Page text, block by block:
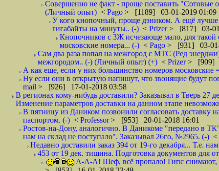
Совершенно не факт - проще поставить "Сотовые
(Личный опыт) < Pago > [1189] 03-01-2019 01:09
У кого кнопочный, проще дэником. А ещё лучше
гигабайты на минуты.. (-) < Prizer> [817] 03-
Кнопочников с 3Ж исчезающе мало, для такой
московские номера... (-) < Pago > [931] 03-01-
Сам два раза попал на межгород с МТС (Ред
межгородом.. (-) (Личный опыт) (+) < Prizer> [909]
А как еще, если у них большинство номеров московские
Ну если они в открытую напишут, что звонящие будут
mail > [926] 17-01-2018 03:58
В регионах кому-нибудь доставили? Заказывал в Тверь 27
Изменение параметров доставки на данном этапе
В пятницу из Даником позвонили согласовать доставку
паспортом. (-) < Professor> [953] 20-01-2018 16:01
Ростов-на-Дону, аналогично. В Даникоме "передано в
нам на склад не поступало". Заказывал 26го, №2965. (-) <
Недавно доставили заказ 394 от 19-го декабря... Т.е.
453 от 19 дек. тишина. Подготовка документов для
А-А-А! Шеф, всё пропало! Гипс снимают,